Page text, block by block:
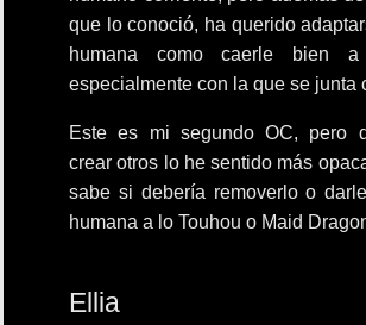
que lo conoció, ha querido
humana como caerle bien
especialmente con la que se junta
Este es mi segundo OC, pero
crear otros lo he sentido más
sabe si debería removerlo o
humana a lo Touhou o Maid
Ellia